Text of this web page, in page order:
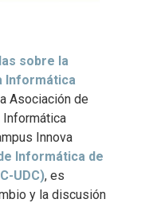
sobre la
Informática
Asociación de
Informática
Innova
Informática de
UDC), es
y la discusión